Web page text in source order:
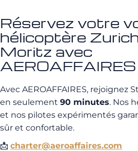
Réservez votre
hélicoptère
Moritz avec
AEROAFFAIRES
Avec AEROAFFAIRES, rejoignez
en seulement 90 minutes. Nos
et nos pilotes expérimentés
sûr et confortable.
📩 charter@aeroaffaires.com